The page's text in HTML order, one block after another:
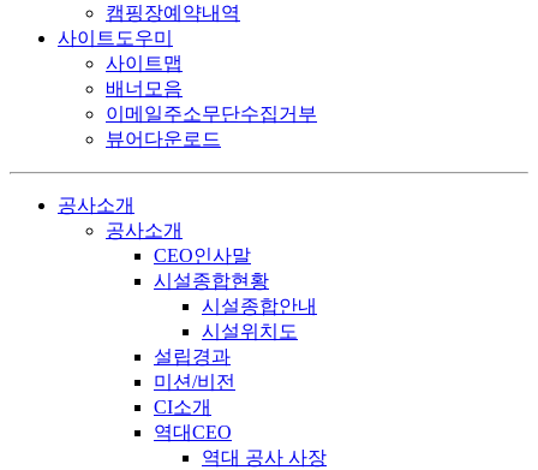
캠핑장예약내역
사이트도우미
사이트맵
배너모음
이메일주소무단수집거부
뷰어다운로드
공사소개
공사소개
CEO인사말
시설종합현황
시설종합안내
시설위치도
설립경과
미션/비전
CI소개
역대CEO
역대 공사 사장